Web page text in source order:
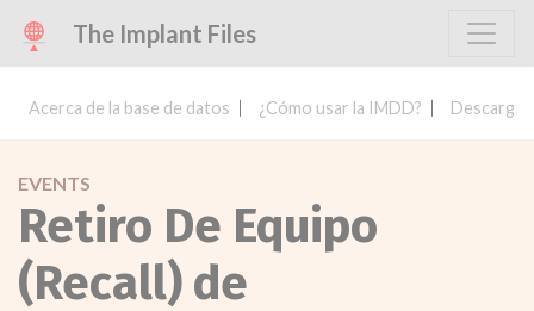
The Implant Files
Acerca de la base de datos ¿Cómo usar la IMDD? Descargar
EVENTS
Retiro De Equipo
(Recall) de